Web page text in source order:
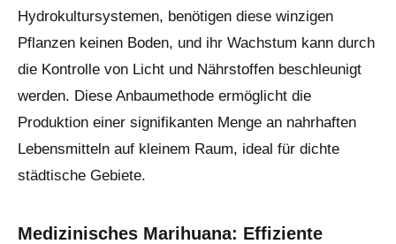
Hydrokultursystemen, benötigen diese winzigen
Pflanzen keinen Boden, und ihr Wachstum kann durch
die Kontrolle von Licht und Nährstoffen beschleunigt
werden. Diese Anbaumethode ermöglicht die
Produktion einer signifikanten Menge an nahrhaften
Lebensmitteln auf kleinem Raum, ideal für dichte
städtische Gebiete.
Medizinisches Marihuana: Effiziente